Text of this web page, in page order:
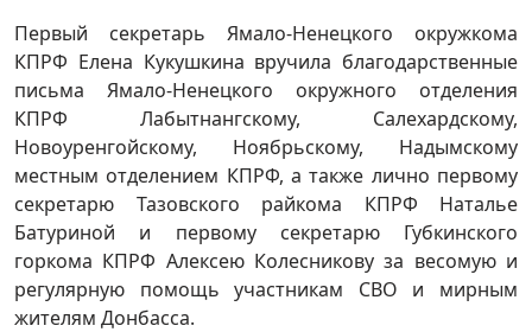
Первый секретарь Ямало-Ненецкого окружкома
КПРФ Елена Кукушкина вручила благодарственные
письма Ямало-Ненецкого окружного отделения
КПРФ Лабытнангскому, Салехардскому,
Новоуренгойскому, Ноябрьскому, Надымскому
местным отделением КПРФ, а также лично первому
секретарю Тазовского райкома КПРФ Наталье
Батуриной и первому секретарю Губкинского
горкома КПРФ Алексею Колесникову за весомую и
регулярную помощь участникам СВО и мирным
жителям Донбасса.